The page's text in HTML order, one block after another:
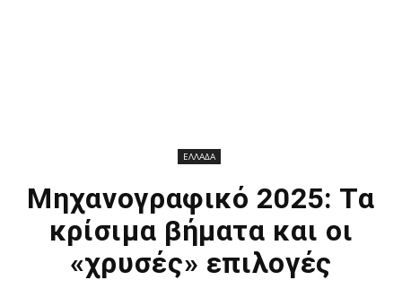
ΕΛΛΑΔΑ
Μηχανογραφικό 2025: Τα
κρίσιμα βήματα και οι
«χρυσές» επιλογές